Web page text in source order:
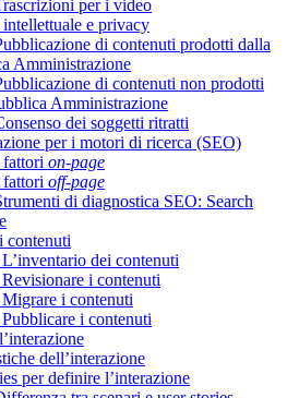
per i video
e privacy
di contenuti prodotti dalla
Amministrazione
di contenuti non prodotti
Amministrazione
dei soggetti ritratti
per i motori di ricerca (SEO)
on-page
off-page
di diagnostica SEO: Search
contenuti
dei contenuti
i contenuti
i contenuti
i contenuti
dell’interazione
per definire l’interazione